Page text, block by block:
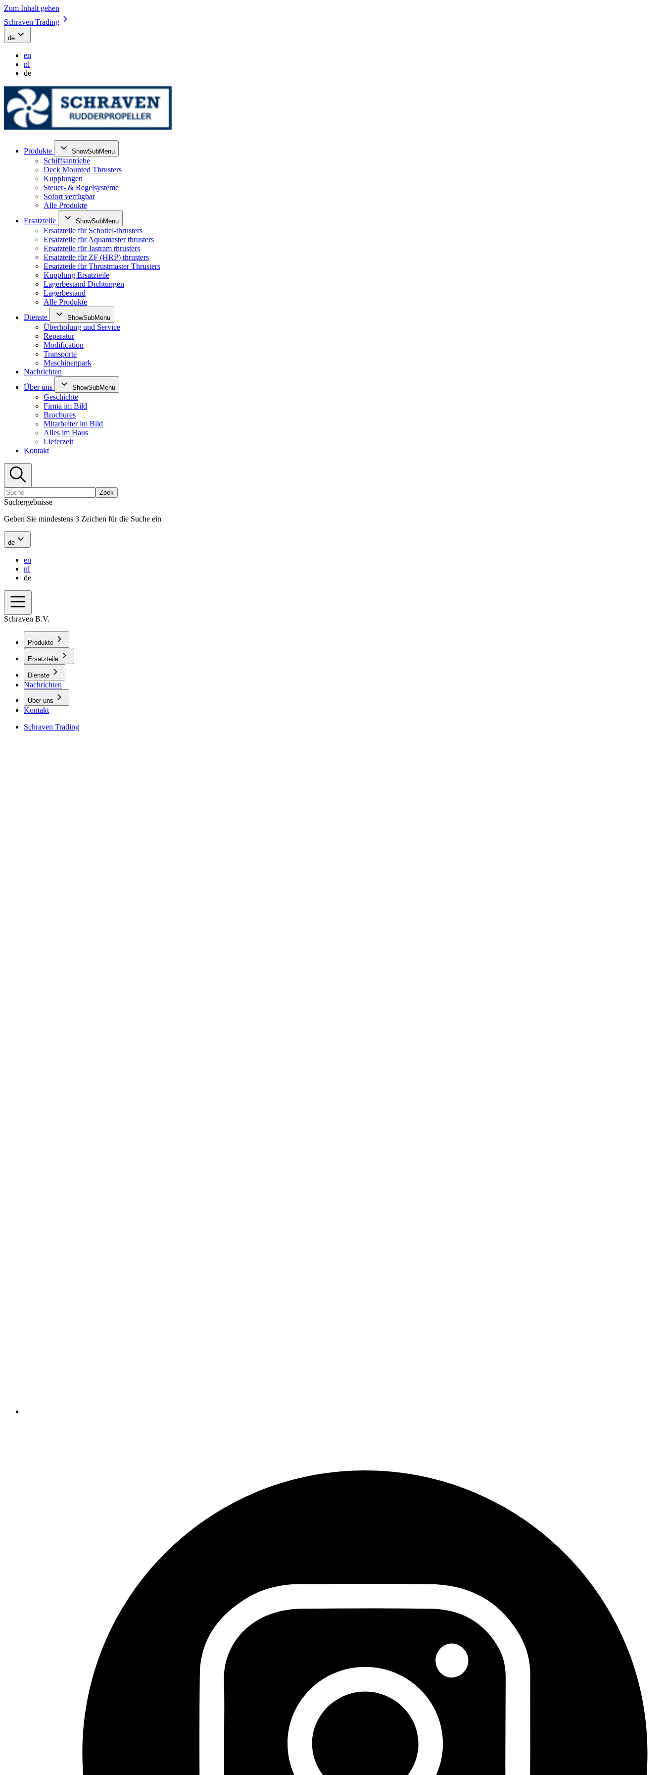
Zum Inhalt gehen
Schraven Trading
de
en
nl
de
Produkte ShowSubMenu
Schiffsantriebe
Deck Mounted Thrusters
Kupplungen
Steuer- & Regelsysteme
Sofort verfügbar
Alle Produkte
Ersatzteile
ShowSubMenu
Ersatzteile für Schottel-thrusters
Ersatzteile für Aquamaster thrusters
Ersatzteile für Jastram thrusters
Ersatzteile für ZF (HRP) thrusters
Ersatzteile für Thrustmaster Thrusters
Kupplung Ersatzteile
Lagerbestand Dichtungen
Lagerbestand
Alle Produkte
Dienste
ShowSubMenu
Überholung und Service
Reparatur
Modification
Transporte
Maschinenpark
Nachrichten
Über uns
ShowSubMenu
Geschichte
Firma im Bild
Brochures
Mitarbeiter im Bild
Alles im Haus
Lieferzeit
Kontakt
Zoek
Suchergebnisse
Geben Sie mindestens 3 Zeichen für die Suche ein
de
en
nl
de
Schraven B.V.
Produkte
Ersatzteile
Dienste
Nachrichten
Über uns
Kontakt
Schraven Trading